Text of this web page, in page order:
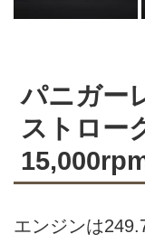
パニガー
ストロー
エンジンは